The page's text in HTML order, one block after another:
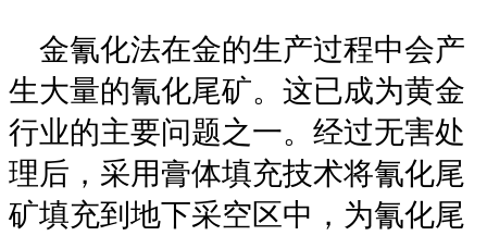
金氰化法在金的生产过程中会产
生大量的氰化尾矿。这已成为黄金
行业的主要问题之一。经过无害处
理后，采用膏体填充技术将氰化尾
矿填充到地下采空区中，为氰化尾